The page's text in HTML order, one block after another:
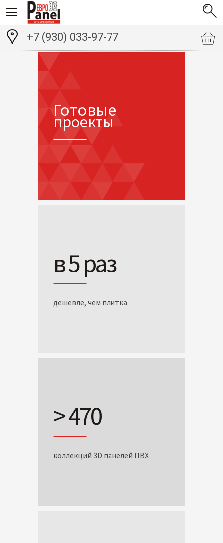
+7 (930) 033-97-77
Готовые
проекты
в 5 раз
дешевле, чем плитка
> 470
коллекций 3D панелей ПВХ